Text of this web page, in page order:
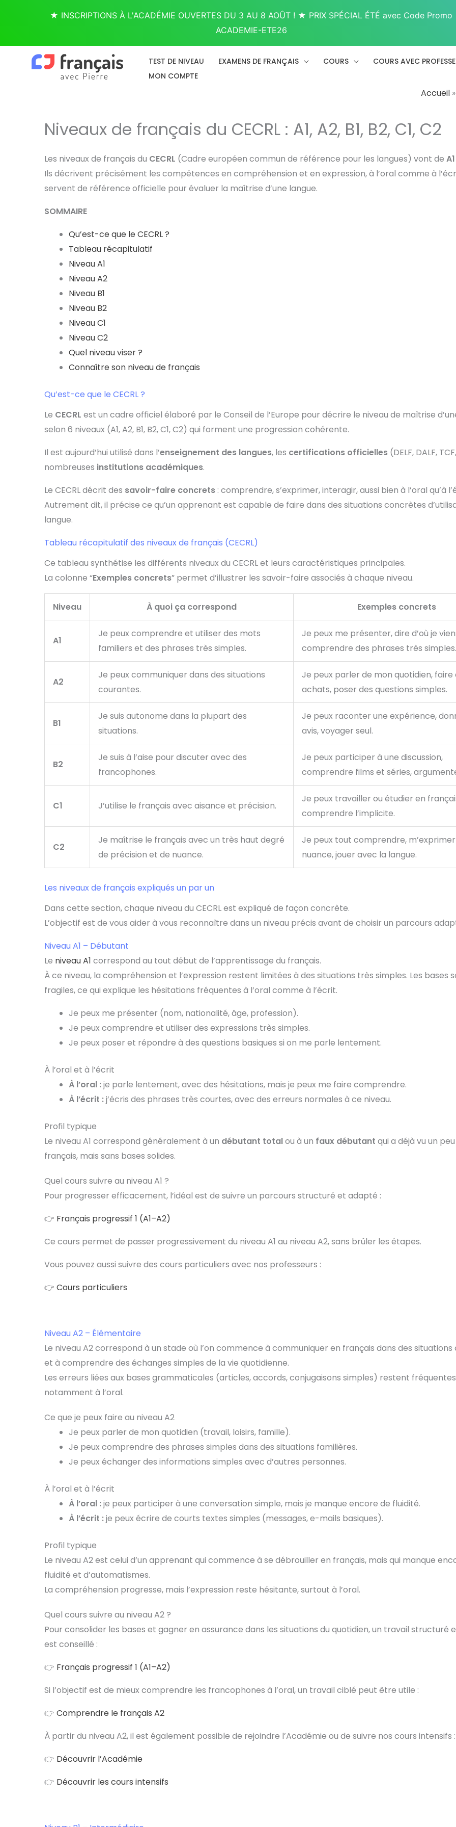
TEST DE NIVEAU EXAMENS DE FRANÇAIS COURS COURS AVEC
MON COMPTE
Accueil
Niveaux de français du CECRL : A1, A2, B1, B2, C1, C2
Les niveaux de français du CECRL (Cadre européen commun de référence pour les langues) vont deA1
Ils décrivent précisément les compétences en compréhension et en expression, à l’oral comme à
servent de référence officielle pour évaluer la maîtrise d’une langue.
SOMMAIRE
Qu’est-ce que le CECRL ?
Tableau récapitulatif
Niveau A1
Niveau A2
Niveau B1
Niveau B2
Niveau C1
Niveau C2
Quel niveau viser ?
Connaître son niveau de français
Qu’est-ce que le CECRL ?
Le CECRL est un cadre officiel élaboré par le Conseil de l’Europe pour décrire le niveau de maîtrise
selon 6 niveaux (A1, A2, B1, B2, C1, C2) qui forment une progression cohérente.
Il est aujourd’hui utilisé dans l’enseignement des langues, les certifications officielles (DELF, DALF,
nombreuses institutions académiques.
Le CECRL décrit des savoir-faire concrets : comprendre, s’exprimer, interagir, aussi bien à l’oral qu’à
Autrement dit, il précise ce qu’un apprenant est capable de faire dans des situations concrètes
langue.
Tableau récapitulatif des niveaux de français (CECRL)
Ce tableau synthétise les différents niveaux du CECRL et leurs caractéristiques principales.
La colonne “Exemples concrets” permet d’illustrer les savoir-faire associés à chaque niveau.
Niveau À quoi ça correspond Exemples concrets
A1
Je peux comprendre et utiliser des mots
familiers et des phrases très simples.
Je peux me présenter, dire d’où je
comprendre des phrases très simples.
A2
Je peux communiquer dans des situations
courantes.
Je peux parler de mon quotidien, faire
achats, poser des questions simples.
B1
Je suis autonome dans la plupart des
situations.
Je peux raconter une expérience,
avis, voyager seul.
B2
Je suis à l’aise pour discuter avec des
francophones.
Je peux participer à une discussion,
comprendre films et séries,
C1 J’utilise le français avec aisance et précision.
Je peux travailler ou étudier en
comprendre l’implicite.
C2
Je maîtrise le français avec un très haut degré
de précision et de nuance.
Je peux tout comprendre,
nuance, jouer avec la langue.
Les niveaux de français expliqués un par un
Dans cette section, chaque niveau du CECRL est expliqué de façon concrète.
L’objectif est de vous aider à vous reconnaître dans un niveau précis avant de choisir un parcours
Niveau A1 – Débutant
Le niveau A1 correspond au tout début de l’apprentissage du français.
À ce niveau, la compréhension et l’expression restent limitées à des situations très simples. Les bases
fragiles, ce qui explique les hésitations fréquentes à l’oral comme à l’écrit.
Je peux me présenter (nom, nationalité, âge, profession).
Je peux comprendre et utiliser des expressions très simples.
Je peux poser et répondre à des questions basiques si on me parle lentement.
À l’oral et à l’écrit
À l’oral :je parle lentement, avec des hésitations, mais je peux me faire comprendre.
À l’écrit :j’écris des phrases très courtes, avec des erreurs normales à ce niveau.
Profil typique
Le niveau A1 correspond généralement à un débutant totalou à un faux débutantqui a déjà vu un
français, mais sans bases solides.
Quel cours suivre au niveau A1 ?
Pour progresser efficacement, l’idéal est de suivre un parcours structuré et adapté :
👉 Français progressif 1 (A1–A2)
Ce cours permet de passer progressivement du niveau A1 au niveau A2, sans brûler les étapes.
Vous pouvez aussi suivre des cours particuliers avec nos professeurs :
👉Cours particuliers
Niveau A2 – Élémentaire
Le niveau A2 correspond à un stade où l’on commence à communiquer en français dans des
et à comprendre des échanges simples de la vie quotidienne.
Les erreurs liées aux bases grammaticales (articles, accords, conjugaisons simples) restent
notamment à l’oral.
Ce que je peux faire au niveau A2
Je peux parler de mon quotidien (travail, loisirs, famille).
Je peux comprendre des phrases simples dans des situations familières.
Je peux échanger des informations simples avec d’autres personnes.
À l’oral et à l’écrit
À l’oral :je peux participer à une conversation simple, mais je manque encore de fluidité.
À l’écrit :je peux écrire de courts textes simples (messages, e-mails basiques).
Profil typique
Le niveau A2 est celui d’un apprenant qui commence à se débrouiller en français, mais qui manque
fluidité et d’automatismes.
La compréhension progresse, mais l’expression reste hésitante, surtout à l’oral.
Quel cours suivre au niveau A2 ?
Pour consolider les bases et gagner en assurance dans les situations du quotidien, un travail structuré
est conseillé :
👉 Français progressif 1 (A1–A2)
Si l’objectif est de mieux comprendre les francophones à l’oral, un travail ciblé peut être utile :
👉Comprendre le français A2
À partir du niveau A2, il est également possible de rejoindre l’Académie ou de suivre nos cours intensifs :
👉 Découvrir l’Académie
👉 Découvrir les cours intensifs
★ INSCRIPTIONS À L'ACADÉMIE OUVERTES DU 3 AU 8 AOÛT ! ★ PRIX SPÉCIAL ÉTÉ avec Code Promo
ACADEMIE-ETE26